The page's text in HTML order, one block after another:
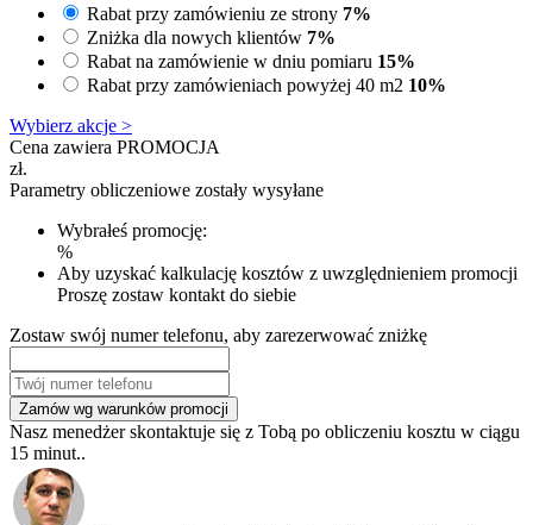
Rabat przy zamówieniu ze strony 7%
Zniżka dla nowych klientów 7%
Rabat na zamówienie w dniu pomiaru 15%
Rabat przy zamówieniach powyżej 40 m2 10%
Wybierz akcje >
Cena zawiera PROMOCJA
zł.
Parametry obliczeniowe zostały wysyłane
Wybrałeś promocję:
%
Aby uzyskać kalkulację kosztów z uwzględnieniem promocji
Proszę zostaw kontakt do siebie
Zostaw swój numer telefonu, aby zarezerwować zniżkę
Zamów wg warunków promocji
Nasz menedżer skontaktuje się z Tobą po obliczeniu kosztu w ciągu
15 minut..